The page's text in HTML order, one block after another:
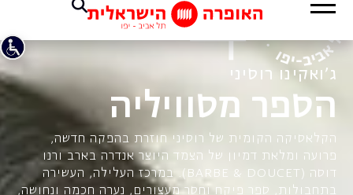
ג'ואקינו רוסיני
הספר מסוויליה
הקלאסיקה הקומית של רוסיני חוזרת בהפקה חדשה,
פרועה ומלאת דמיון של הצמד היוצר אנדרה בארב ורנו
דוסה (BARBE & DOUCET). במרכז העלילה, העשירה
בתחבולות, ספר פיקח וחסר מעצורים, נערה חכמה ונחושה,
רוזן שרמנטי ודוקטור זקן וקנאי. העלילה נודדת מסוויליה